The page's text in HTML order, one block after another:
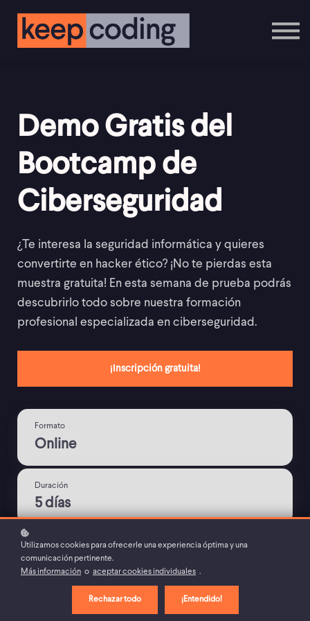
Contáctanos
Demo Gratis del
Bootcamp de
Ciberseguridad
¿Te interesa la seguridad informática y quieres
convertirte en hacker ético? ¡No te pierdas esta
muestra gratuita! En esta semana de prueba podrás
descubrirlo todo sobre nuestra formación
profesional especializada en ciberseguridad.
¡Inscripción gratuita!
Formato
Online
Duración
5 días
Precio
0€
Utilizamos cookies para ofrecerle una experiencia óptima y una
comunicación pertinente.
Más información o aceptar cookies individuales .
Rechazar todo ¡Entendido!